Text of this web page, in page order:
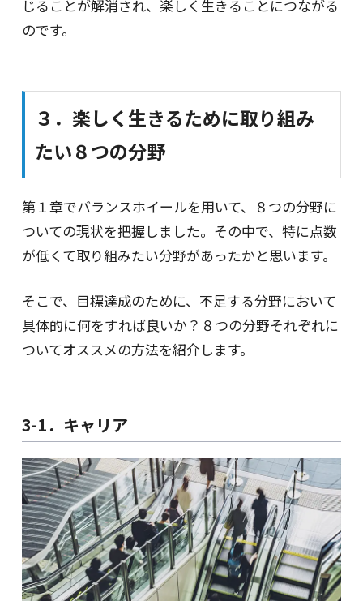
じることが解消され、楽しく生きることにつながる
のです。
３．楽しく生きるために取り組み
たい８つの分野
第１章でバランスホイールを用いて、８つの分野に
ついての現状を把握しました。その中で、特に点数
が低くて取り組みたい分野があったかと思います。
そこで、目標達成のために、不足する分野において
具体的に何をすれば良いか？８つの分野それぞれに
ついてオススメの方法を紹介します。
3-1．キャリア